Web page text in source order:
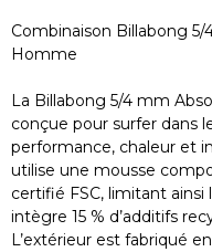
Combinaison Billabong
Homme
La Billabong 5/4 mm
conçue pour surfer dans
performance, chaleur et
utilise une mousse
certifié FSC, limitant
intègre 15 % d’additifs
L’extérieur est fabriqué